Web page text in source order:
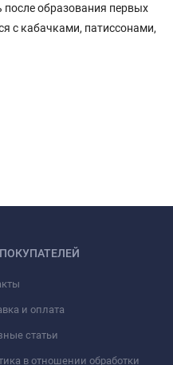
после образования первых
с кабачками, патиссонами,
и оплата
статьи
в отношении обработки